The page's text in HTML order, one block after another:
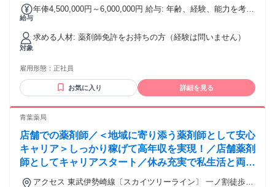
給与
年俸4,500,000円～6,000,000円 給与: 年齢、経験、能力を考慮
対象
求める人材: 薬剤師免許をお持ちの方（経験は問いません）
雇用形態： 正社員
お気に入り 詳細を見る
青葉薬局
店舗での薬剤師／＜地域に寄り添う薬剤師として安心
キャリア＞しっかり稼げて高年収を実現！／店舗薬剤
師としてキャリアスタート／休み充実で私生活と両立
可能／研修・福利厚生充実で長く働ける環境
アクセス 東武伊勢崎線〔スカイツリーライン〕 一ノ割徒歩約